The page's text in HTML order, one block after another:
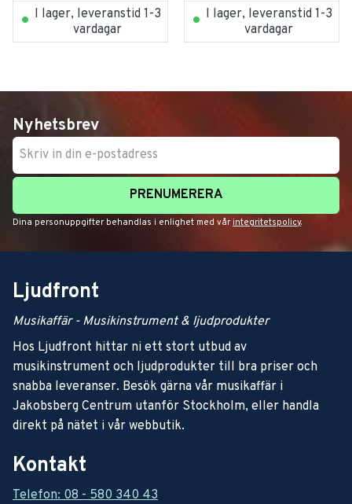
I lager, leveranstid 1-3
vardagar
I lager, leveranstid 1-3
vardagar
Nyhetsbrev
PRENUMERERA
Dina personuppgifter behandlas i enlighet med vår integritetspolicy.
Ljudfront
Musikaffär - Musikinstrument & ljudprodukter
Hos Ljudfront hittar ni ett stort utbud av
musikinstrument och ljudprodukter till bra priser och
snabba leveranser. Besök gärna vår musikaffär i
Jakobsberg Centrum utanför Stockholm, eller handla
direkt på nätet i vår webbutik.
Kontakt
Telefon: 08 - 580 340 43